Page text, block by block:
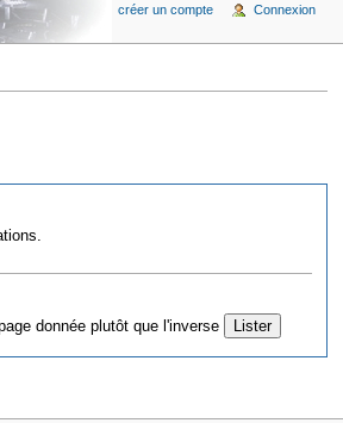
donnée plutôt que l'inverse
créer un compte Connexion